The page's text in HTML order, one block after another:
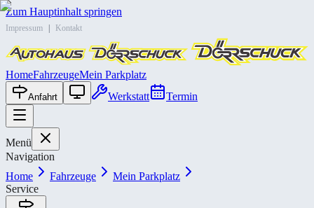
Zum Hauptinhalt springen
Impressum Kontakt
HomeFahrzeugeMein Parkplatz
Anfahrt Werkstatt Termin
Menü
Navigation
Home
Fahrzeuge
Mein Parkplatz
Service